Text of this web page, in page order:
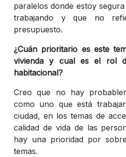
paralelos donde estoy
trabajando y que no
presupuesto.
¿Cuán prioritario es este
vivienda y cual es el rol
habitacional?
Creo que no hay
como uno que está
ciudad, en los temas de
calidad de vida de las
hay una prioridad por
temas.